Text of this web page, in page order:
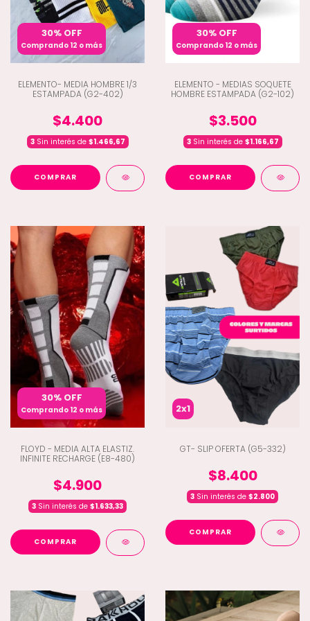
30% OFF
Comprando 12 o más
ELEMENTO- MEDIA HOMBRE 1/3
ESTAMPADA (G2-402)
$4.400
3Sin interés de $1.466,67
COMPRAR
30% OFF
Comprando 12 o más
ELEMENTO - MEDIAS SOQUETE
HOMBRE ESTAMPADA (G2-102)
$3.500
3Sin interés de $1.166,67
COMPRAR
30% OFF
Comprando 12 o más
FLOYD - MEDIA ALTA ELASTIZ.
INFINITE RECHARGE (E8-480)
$4.900
3 Sin interés de $1.633,33
COMPRAR
2x1
GT- SLIP OFERTA (G5-332)
$8.400
3 Sin interés de $2.800
COMPRAR